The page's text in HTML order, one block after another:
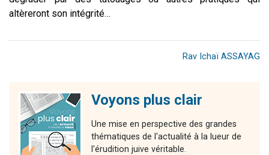
altèreront son intégrité…
Rav Ichaï ASSAYAG
Voyons plus clair
Une mise en perspective des grandes
thématiques de l'actualité à la lueur de
l'érudition juive véritable.